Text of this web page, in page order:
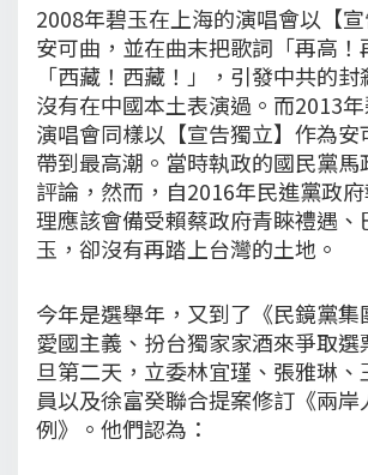
2008年碧玉在上海的演唱會以【
安可曲，並在曲末把歌詞「再高！
「西藏！西藏！」，引發中共的
沒有在中國本土表演過。而2013
演唱會同樣以【宣告獨立】作為
帶到最高潮。當時執政的國民黨馬
評論，然而，自2016年民進黨政
理應該會備受賴蔡政府青睞禮遇、
玉，卻沒有再踏上台灣的土地。
今年是選舉年，又到了《民鏡黨
愛國主義、扮台獨家家酒來爭取
旦第二天，立委林宜瑾、張雅琳
員以及徐富癸聯合提案修訂《兩岸
例》。他們認為：